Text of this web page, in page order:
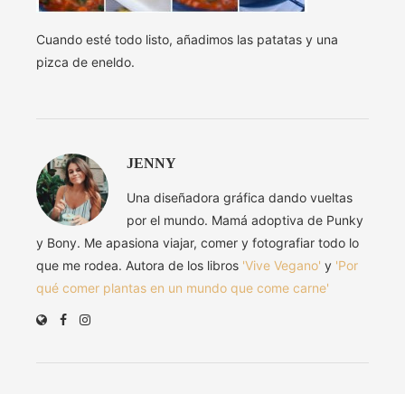
Cuando esté todo listo, añadimos las patatas y una
pizca de eneldo.
JENNY
Una diseñadora gráfica dando vueltas
por el mundo. Mamá adoptiva de Punky
y Bony. Me apasiona viajar, comer y fotografiar todo lo
que me rodea. Autora de los libros 'Vive Vegano' y 'Por
qué comer plantas en un mundo que come carne'